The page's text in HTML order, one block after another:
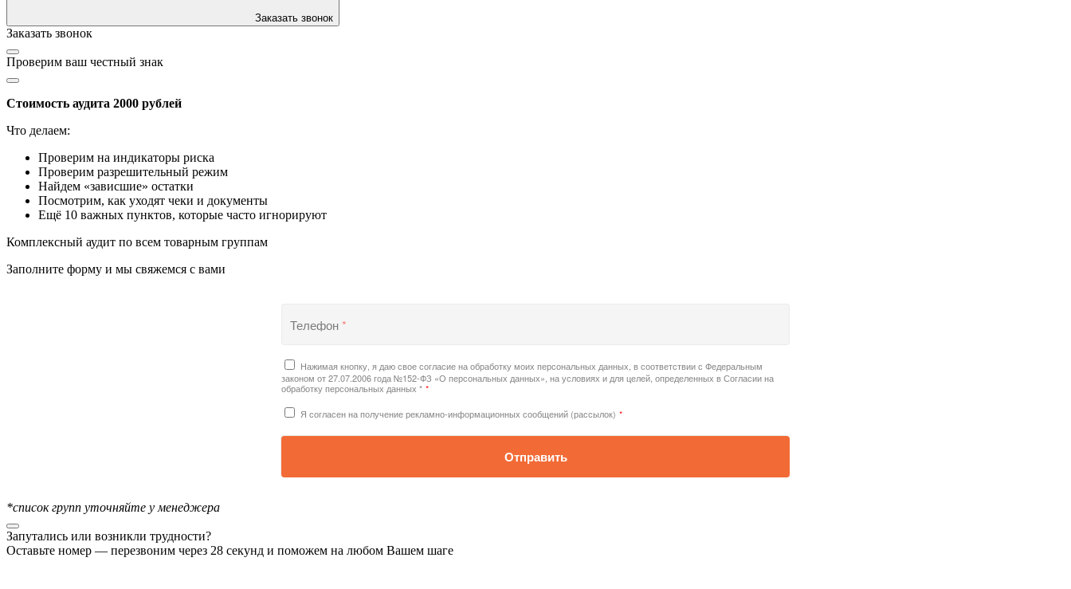
Заказать звонок
Заказать звонок
Проверим ваш честный знак
Стоимость аудита 2000 рублей
Что делаем:
Проверим на индикаторы риска
Проверим разрешительный режим
Найдем «зависшие» остатки
Посмотрим, как уходят чеки и документы
Ещё 10 важных пунктов, которые часто игнорируют
Комплексный аудит по всем товарным группам
Заполните форму и мы свяжемся с вами
Телефон*
Нажимая кнопку, я даю свое согласие на обработку моих персональных данных, в соответствии с Федеральным
законом от 27.07.2006 года №152-ФЗ «О персональных данных», на условиях и для целей, определенных в Согласии на
обработку персональных данных * *
Я согласен на получение рекламно-информационных сообщений (рассылок) *
Отправить
*список групп уточняйте у менеджера
Запутались или возникли трудности?
Оставьте номер — перезвоним через 28 секунд и поможем на любом Вашем шаге